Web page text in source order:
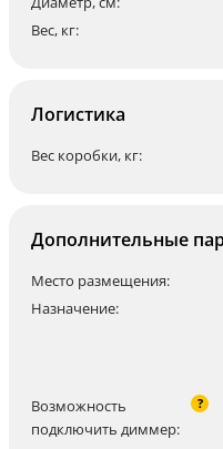
Вес, кг:
Логистика
Вес коробки, кг:
Дополнительные
Место размещения:
Назначение:
Возможность
подключить диммер:
?